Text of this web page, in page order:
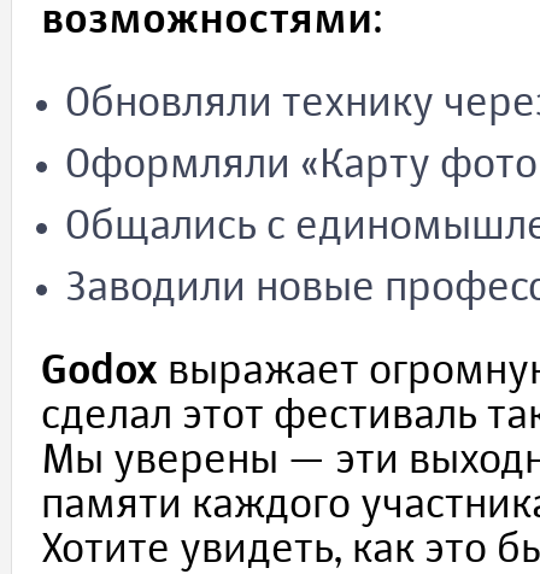
возможностями:
Обновляли технику
Оформляли «Карту
Общались с
Заводили новые
Godox выражает
сделал этот фестиваль
Мы уверены — эти
памяти каждого
Хотите увидеть, как это